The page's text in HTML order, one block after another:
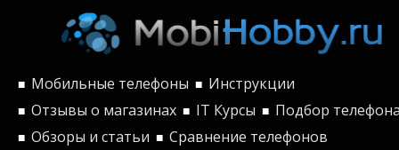
■ Мобильные телефоны ■ Инструкции
■ Отзывы о магазинах ■ IT Курсы ■ Подбор
■ Обзоры и статьи ■ Сравнение телефонов